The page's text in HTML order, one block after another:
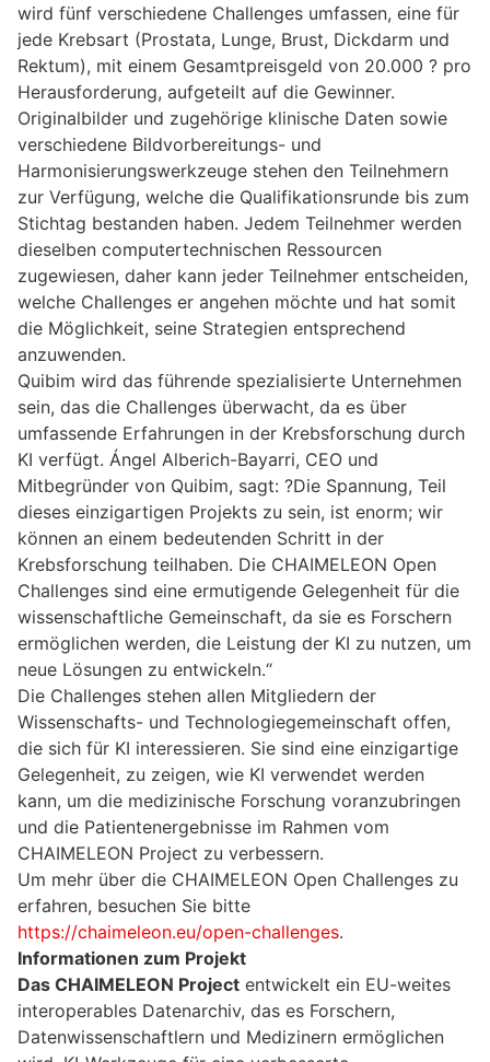
wird fünf verschiedene Challenges umfassen, eine für
jede Krebsart (Prostata, Lunge, Brust, Dickdarm und
Rektum), mit einem Gesamtpreisgeld von 20.000 ? pro
Herausforderung, aufgeteilt auf die Gewinner.
Originalbilder und zugehörige klinische Daten sowie
verschiedene Bildvorbereitungs- und
Harmonisierungswerkzeuge stehen den Teilnehmern
zur Verfügung, welche die Qualifikationsrunde bis zum
Stichtag bestanden haben. Jedem Teilnehmer werden
dieselben computertechnischen Ressourcen
zugewiesen, daher kann jeder Teilnehmer entscheiden,
welche Challenges er angehen möchte und hat somit
die Möglichkeit, seine Strategien entsprechend
anzuwenden.
Quibim wird das führende spezialisierte Unternehmen
sein, das die Challenges überwacht, da es über
umfassende Erfahrungen in der Krebsforschung durch
KI verfügt. Ángel Alberich-Bayarri, CEO und
Mitbegründer von Quibim, sagt: ?Die Spannung, Teil
dieses einzigartigen Projekts zu sein, ist enorm; wir
können an einem bedeutenden Schritt in der
Krebsforschung teilhaben. Die CHAIMELEON Open
Challenges sind eine ermutigende Gelegenheit für die
wissenschaftliche Gemeinschaft, da sie es Forschern
ermöglichen werden, die Leistung der KI zu nutzen, um
neue Lösungen zu entwickeln.“
Die Challenges stehen allen Mitgliedern der
Wissenschafts- und Technologiegemeinschaft offen,
die sich für KI interessieren. Sie sind eine einzigartige
Gelegenheit, zu zeigen, wie KI verwendet werden
kann, um die medizinische Forschung voranzubringen
und die Patientenergebnisse im Rahmen vom
CHAIMELEON Project zu verbessern.
Um mehr über die CHAIMELEON Open Challenges zu
erfahren, besuchen Sie bitte
https://chaimeleon.eu/open-challenges.
Informationen zum Projekt
Das CHAIMELEON Project entwickelt ein EU-weites
interoperables Datenarchiv, das es Forschern,
Datenwissenschaftlern und Medizinern ermöglichen